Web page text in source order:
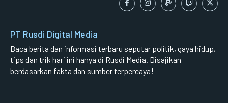
PT Rusdi Digital Media
Baca berita dan informasi terbaru seputar politik, gaya hidup,
tips dan trik hari ini hanya di Rusdi Media. Disajikan
berdasarkan fakta dan sumber terpercaya!